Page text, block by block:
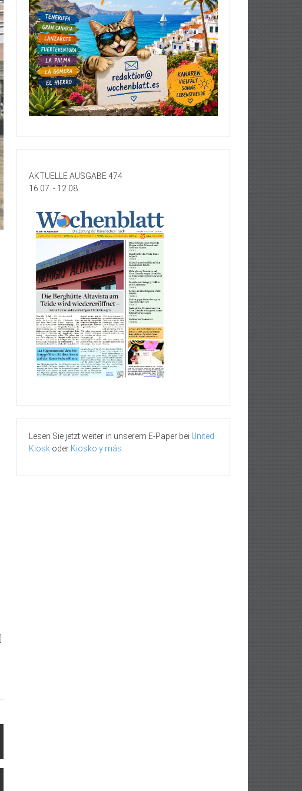
AKTUELLE AUSGABE 474
16.07. - 12.08.
Lesen Sie jetzt weiter in unserem E-Paper bei United
Kiosk oder Kiosko y más